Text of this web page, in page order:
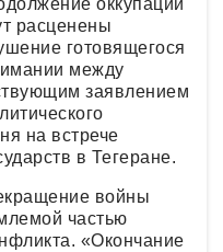
оккупации
расценены
готовящегося
между
заявлением
на встрече
в Тегеране.
войны
частью
«Окончание